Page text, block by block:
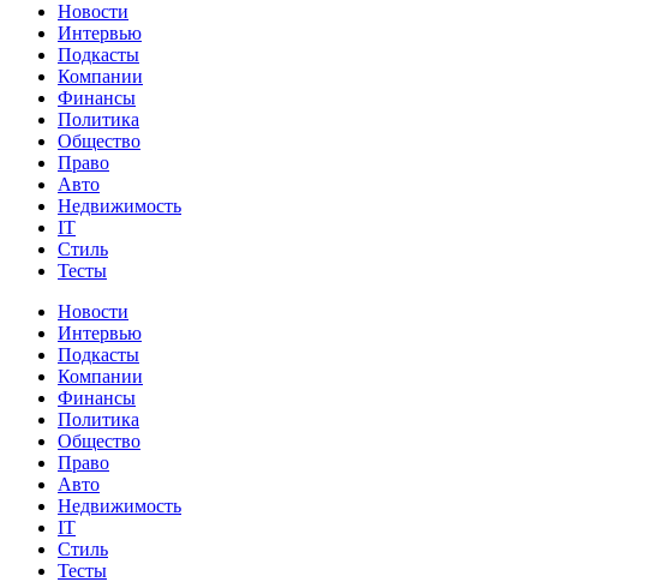
Новости
Интервью
Подкасты
Компании
Финансы
Политика
Общество
Право
Авто
Недвижимость
IT
Стиль
Тесты
Новости
Интервью
Подкасты
Компании
Финансы
Политика
Общество
Право
Авто
Недвижимость
IT
Стиль
Тесты